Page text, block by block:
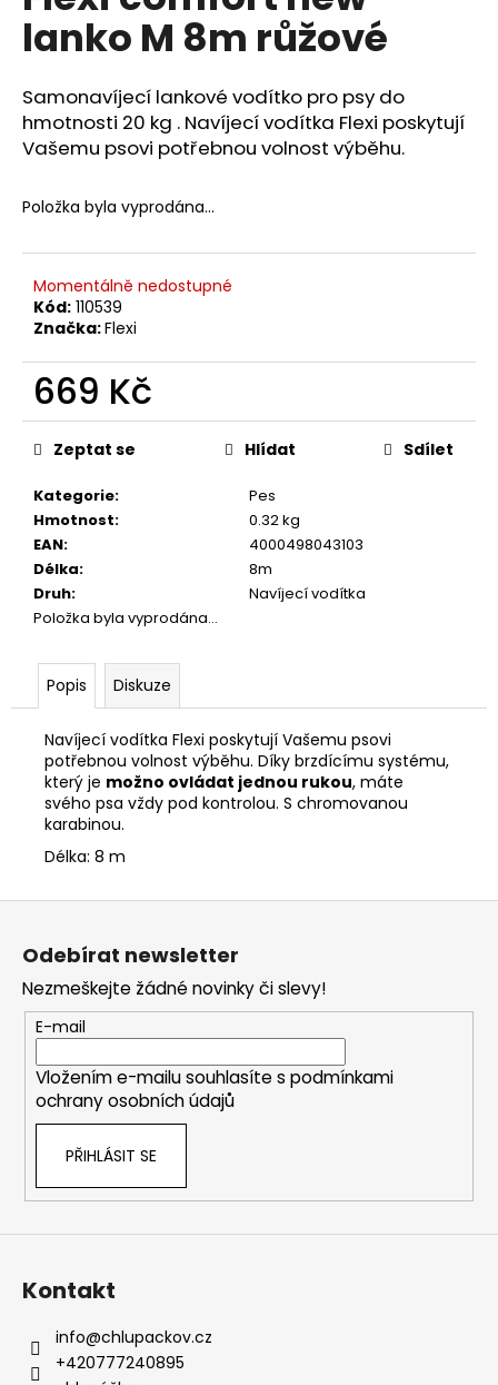
0,0
hvězdiček.
lanko M 8m růžové
Samonavíjecí lankové vodítko pro psy do
hmotnosti 20 kg . Navíjecí vodítka Flexi poskytují
Vašemu psovi potřebnou volnost výběhu.
Položka byla vyprodána…
Momentálně nedostupné
Kód: 110539
Značka:Flexi
669 Kč
Měrná
cena:
Kategorie:
Pes
Hmotnost:
0.32 kg
EAN:
4000498043103
Délka:
8m
Druh:
Navíjecí vodítka
Položka byla vyprodána…
Zeptat se Hlídat Sdílet
Popis Diskuze
Navíjecí vodítka Flexi poskytují Vašemu psovi
potřebnou volnost výběhu. Díky brzdícímu systému,
který je možno ovládat jednou rukou, máte
svého psa vždy pod kontrolou. S chromovanou
karabinou.
Délka: 8 m
a
j
í
t
?
HLEDAT
D
o
p
o
č
u
e
m
e
JOSICAT
KAPSIČKA
TURKEY
SAUCE
85G
29
Kč
Z
Odebírat newsletter
Nezmeškejte žádné novinky či slevy!
E-mail
Vložením e-mailu souhlasíte s podmínkami
ochrany osobních údajů
PŘIHLÁSIT SE
Kontakt
info@chlupackov.cz
+420777240895